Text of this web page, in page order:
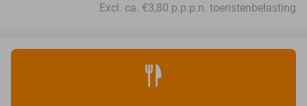
Excl. ca. €3,80 p.p.p.n. toeristenbelasting